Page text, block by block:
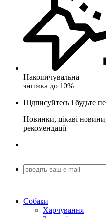
Накопичувальна
знижка до 10%
Підписуйтесь і будьте
Новинки, цікаві
рекомендації
Собаки
Харчування